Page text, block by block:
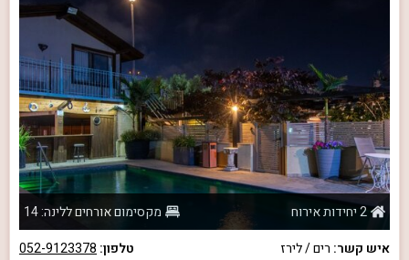
2 יחידות אירוח
מקסימום אורחים ללינה: 14
איש קשר: רים / לירז טלפון: 052-9123378